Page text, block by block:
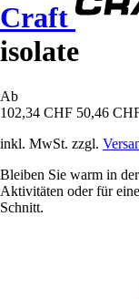
Craft
isolate
Ab
102,34 CHF 50,46
inkl. MwSt. zzgl.
Bleiben Sie warm in
Aktivitäten oder für
Schnitt.